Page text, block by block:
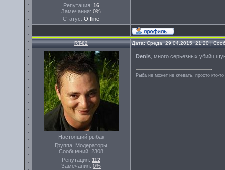
Репутация: 16
Замечания: 0%
Статус: Offline
RT-02 Дата: Среда, 29.04.2015, 21:20 |
Настоящий рыбак
Группа: Модераторы
Сообщений: 2308
Репутация: 112
Замечания: 0%
Denis , много серьезных убийц
Рыба не может не клевать, просто кто-